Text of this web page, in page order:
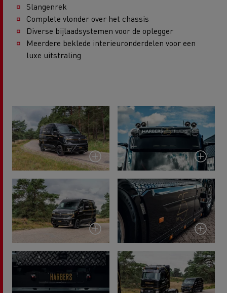
Slangenrek
Complete vlonder over het chassis
Diverse bijlaadsystemen voor de oplegger
Meerdere beklede interieuronderdelen voor een
luxe uitstraling